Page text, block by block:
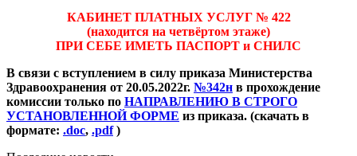
КАБИНЕТ ПЛАТНЫХ УСЛУГ № 422
(находится на четвёртом этаже)
ПРИ СЕБЕ ИМЕТЬ ПАСПОРТ и СНИЛС
В связи с вступлением в силу приказа Министерства
Здравоохранения от 20.05.2022г. №342н в прохождение
комиссии только по НАПРАВЛЕНИЮ В СТРОГО
УСТАНОВЛЕННОЙ ФОРМЕ из приказа. (скачать в
формате: .doc, .pdf)